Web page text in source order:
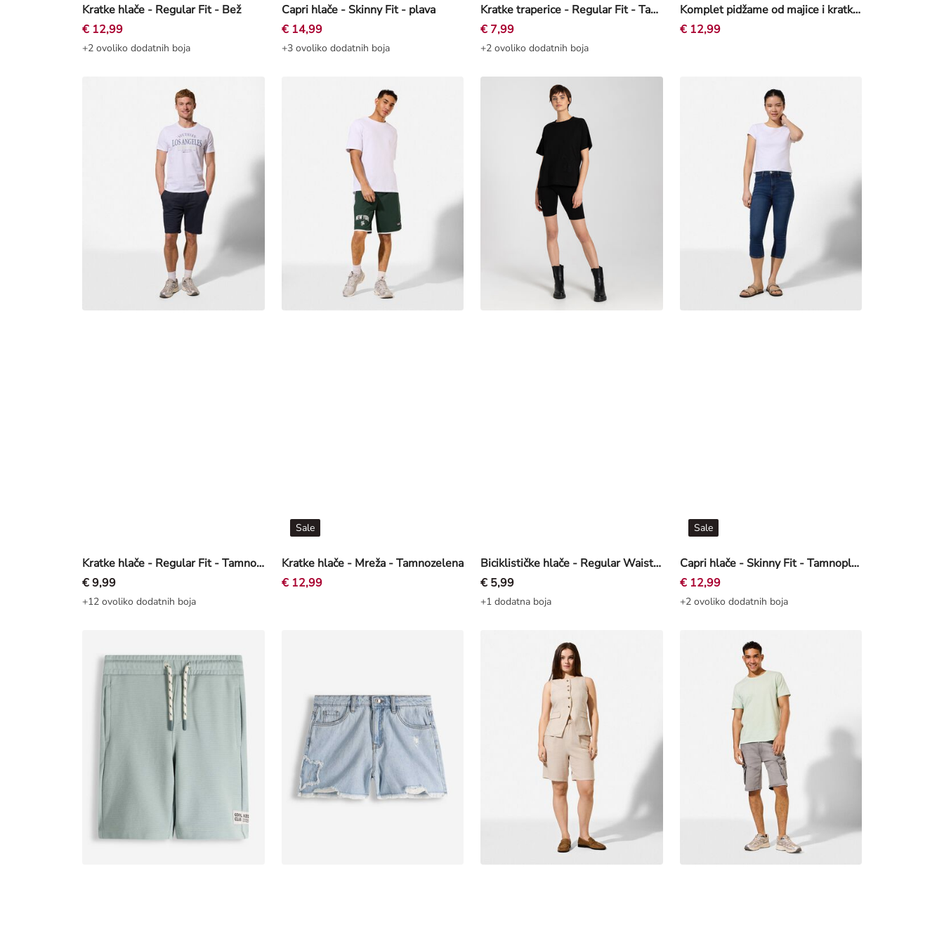
Kratke hlače - Regular Fit - Bež
€ 12,99
+2 ovoliko dodatnih boja
Capri hlače - Skinny Fit - plava
€ 14,99
+3 ovoliko dodatnih boja
Kratke traperice - Regular Fit - Tamnoplava
€ 7,99
+2 ovoliko dodatnih boja
Komplet pidžame od majice i kratkih hlača - Mješavina uzoraka - Ružičasta
€ 12,99
Kratke hlače - Regular Fit - Tamnoplava
€ 9,99
+12 ovoliko dodatnih boja
Kratke hlače - Mreža - Tamnozelena
Sale
€ 12,99
Biciklističke hlače - Regular Waist - Crna
€ 5,99
+1 dodatna boja
Capri hlače - Skinny Fit - Tamnoplava
Sale
€ 12,99
+2 ovoliko dodatnih boja